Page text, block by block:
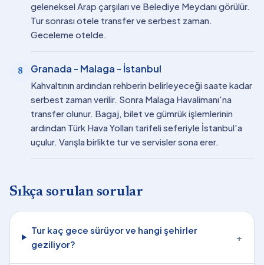
geleneksel Arap çarşıları ve Belediye Meydanı görülür.
Tur sonrası otele transfer ve serbest zaman.
Geceleme otelde.
8 Granada - Malaga - İstanbul
Kahvaltının ardından rehberin belirleyeceği saate kadar
serbest zaman verilir. Sonra Malaga Havalimanı'na
transfer olunur. Bagaj, bilet ve gümrük işlemlerinin
ardından Türk Hava Yolları tarifeli seferiyle İstanbul'a
uçulur. Varışla birlikte tur ve servisler sona erer.
Sıkça sorulan sorular
Tur kaç gece sürüyor ve hangi şehirler
geziliyor?
+